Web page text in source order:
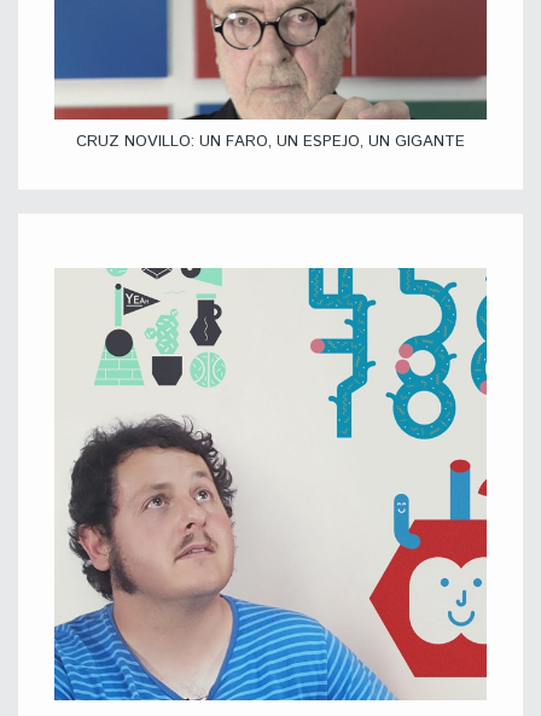
CRUZ NOVILLO: UN FARO, UN ESPEJO, UN GIGANTE